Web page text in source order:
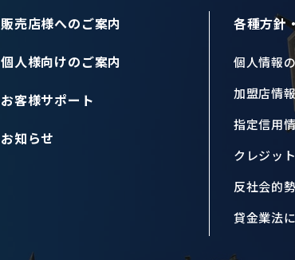
販売店様へのご案内
個人様向けのご案内
お客様サポート
お知らせ
各種方針
個人情報
加盟店情
指定信用
クレジッ
反社会的
貸金業法